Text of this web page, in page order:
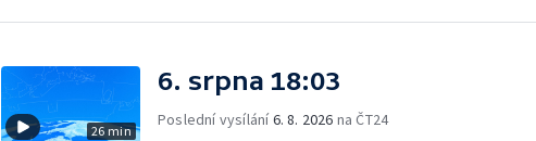
26 min
6. srpna 18:03
Poslední vysílání6. 8. 2026 na ČT24